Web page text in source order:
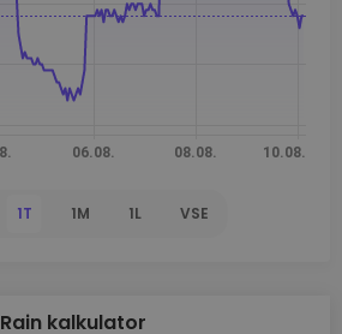
1T 1M 1L VSE
Rain kalkulator